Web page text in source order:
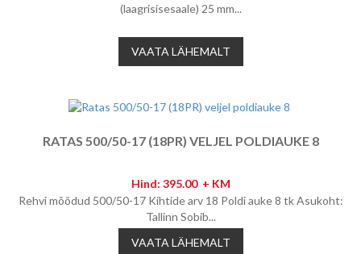
(laagrisisesaale) 25 mm...
VAATA LÄHEMALT
RATAS 500/50-17 (18PR) VELJEL POLDIAUKE 8
Hind: 395.00 + KM
Rehvi mõõdud 500/50-17 Kihtide arv 18 Poldi auke 8 tk Asukoht:
Tallinn Sobib...
VAATA LÄHEMALT